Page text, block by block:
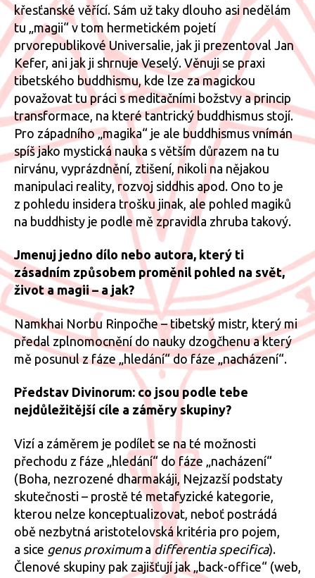
křesťanské věřící. Sám už taky dlouho asi nedělám
tu „magii“ v tom hermetickém pojetí
prvorepublikové Universalie, jak ji prezentoval Jan
Kefer, ani jak ji shrnuje Veselý. Věnuji se praxi
tibetského buddhismu, kde lze za magickou
považovat tu práci s meditačními božstvy a princip
transformace, na které tantrický buddhismus stojí.
Pro západního „magika“ je ale buddhismus vnímán
spíš jako mystická nauka s větším důrazem na tu
nirvánu, vyprázdnění, ztišení, nikoli na nějakou
manipulaci reality, rozvoj siddhis apod. Ono to je
z pohledu insidera trošku jinak, ale pohled magiků
na buddhisty je podle mě zpravidla zhruba takový.
Jmenuj jedno dílo nebo autora, který ti
zásadním způsobem proměnil pohled na svět,
život a magii – a jak?
Namkhai Norbu Rinpočhe – tibetský mistr, který mi
předal zplnomocnění do nauky dzogčhenu a který
mě posunul z fáze „hledání“ do fáze „nacházení“.
Představ Divinorum: co jsou podle tebe
nejdůležitější cíle a záměry skupiny?
Vizí a záměrem je podílet se na té možnosti
přechodu z fáze „hledání“ do fáze „nacházení“
(Boha, nezrozené dharmakáji, Nejzazší podstaty
skutečnosti – prostě té metafyzické kategorie,
kterou nelze konceptualizovat, neboť postrádá
obě nezbytná aristotelovská kritéria pro pojem,
a sice genus proximuma differentia specifica).
Členové skupiny pak zajišťují jak „back-office“ (web,